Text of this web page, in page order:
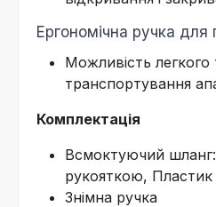
Ергономічна ручка для
Можливість легкого
транспортування
Комплектація
Всмоктуючий
рукояткою, Пластик
Знімна ручка